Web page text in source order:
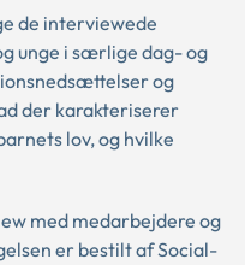
de interviewede
unge i særlige dag- og
og
der karakteriserer
lov, og hvilke
med medarbejdere og
er bestilt af Social-